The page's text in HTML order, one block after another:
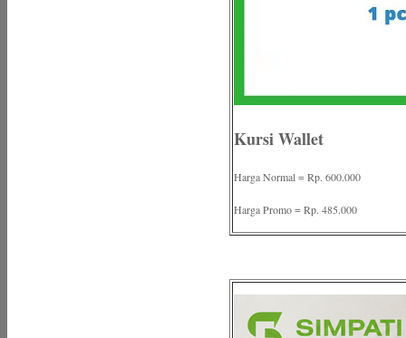
Kursi Wallet
Harga Normal = Rp. 600.000
Harga Promo = Rp. 485.000